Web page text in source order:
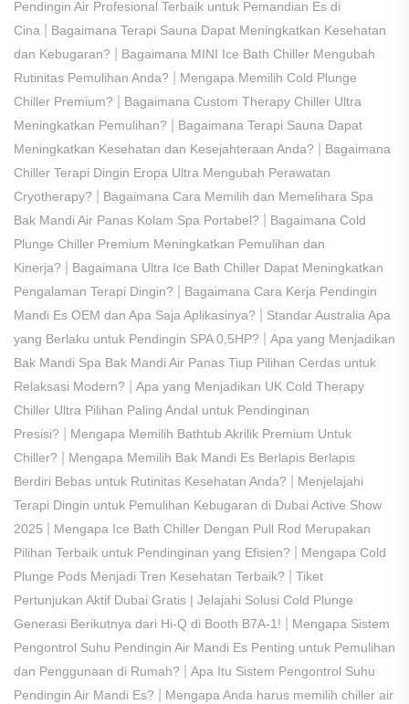
Pendingin Air Profesional Terbaik untuk Pemandian Es di
Cina
Bagaimana Terapi Sauna Dapat Meningkatkan Kesehatan
dan Kebugaran?
Bagaimana MINI Ice Bath Chiller Mengubah
Rutinitas Pemulihan Anda?
Mengapa Memilih Cold Plunge
Chiller Premium?
Bagaimana Custom Therapy Chiller Ultra
Meningkatkan Pemulihan?
Bagaimana Terapi Sauna Dapat
Meningkatkan Kesehatan dan Kesejahteraan Anda?
Bagaimana
Chiller Terapi Dingin Eropa Ultra Mengubah Perawatan
Cryotherapy?
Bagaimana Cara Memilih dan Memelihara Spa
Bak Mandi Air Panas Kolam Spa Portabel?
Bagaimana Cold
Plunge Chiller Premium Meningkatkan Pemulihan dan
Kinerja?
Bagaimana Ultra Ice Bath Chiller Dapat Meningkatkan
Pengalaman Terapi Dingin?
Bagaimana Cara Kerja Pendingin
Mandi Es OEM dan Apa Saja Aplikasinya?
Standar Australia Apa
yang Berlaku untuk Pendingin SPA 0,5HP?
Apa yang Menjadikan
Bak Mandi Spa Bak Mandi Air Panas Tiup Pilihan Cerdas untuk
Relaksasi Modern?
Apa yang Menjadikan UK Cold Therapy
Chiller Ultra Pilihan Paling Andal untuk Pendinginan
Presisi?
Mengapa Memilih Bathtub Akrilik Premium Untuk
Chiller?
Mengapa Memilih Bak Mandi Es Berlapis Berlapis
Berdiri Bebas untuk Rutinitas Kesehatan Anda?
Menjelajahi
Terapi Dingin untuk Pemulihan Kebugaran di Dubai Active Show
2025
Mengapa Ice Bath Chiller Dengan Pull Rod Merupakan
Pilihan Terbaik untuk Pendinginan yang Efisien?
Mengapa Cold
Plunge Pods Menjadi Tren Kesehatan Terbaik?
Tiket
Pertunjukan Aktif Dubai Gratis | Jelajahi Solusi Cold Plunge
Generasi Berikutnya dari Hi-Q di Booth B7A-1!
Mengapa Sistem
Pengontrol Suhu Pendingin Air Mandi Es Penting untuk Pemulihan
dan Penggunaan di Rumah?
Apa Itu Sistem Pengontrol Suhu
Pendingin Air Mandi Es?
Mengapa Anda harus memilih chiller air